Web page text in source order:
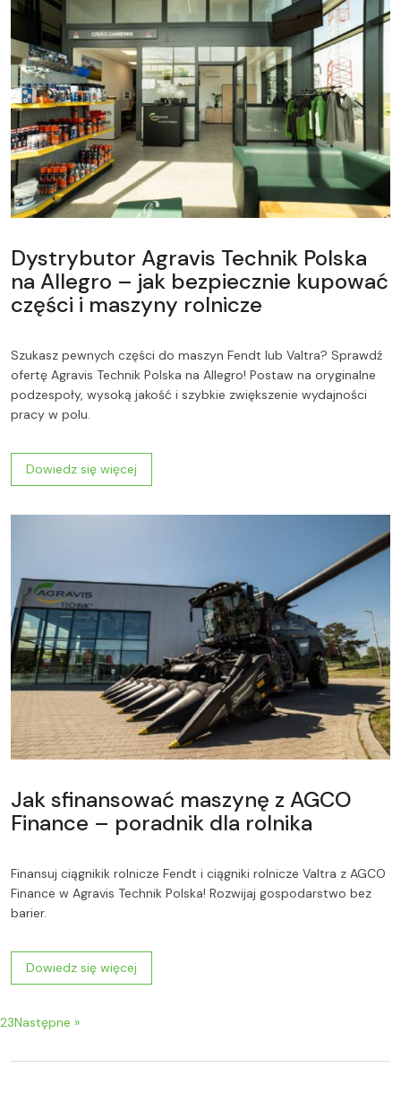
Dystrybutor Agravis Technik Polska
na Allegro – jak bezpiecznie kupować
części i maszyny rolnicze
Szukasz pewnych części do maszyn Fendt lub Valtra? Sprawdź
ofertę Agravis Technik Polska na Allegro! Postaw na oryginalne
podzespoły, wysoką jakość i szybkie zwiększenie wydajności
pracy w polu.
Dowiedz się więcej
Jak sfinansować maszynę z AGCO
Finance – poradnik dla rolnika
Finansuj ciągnikik rolnicze Fendt i ciągniki rolnicze Valtra z AGCO
Finance w Agravis Technik Polska! Rozwijaj gospodarstwo bez
barier.
Dowiedz się więcej
23Następne »